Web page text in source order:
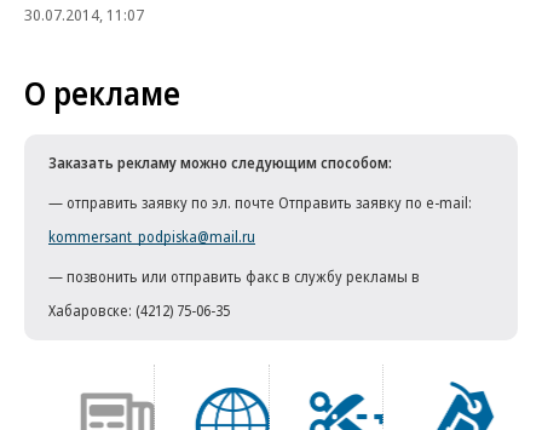
30.07.2014, 11:07
О рекламе
Заказать рекламу можно следующим способом:
— отправить заявку по эл. почте Отправить заявку по e-mail:
kommersant_podpiska@mail.ru
— позвонить или отправить факс в службу рекламы в
Хабаровске: (4212) 75-06-35